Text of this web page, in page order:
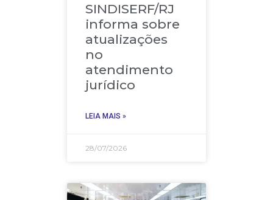
SINDISERF/RJ
informa sobre
atualizações
no
atendimento
jurídico
LEIA MAIS »
28/07/2026